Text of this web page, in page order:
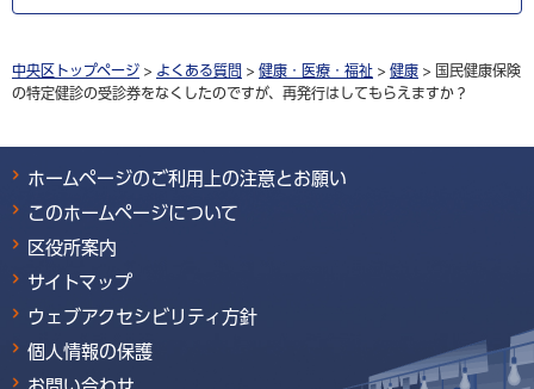
中央区トップページ > よくある質問 > 健康・医療・福祉 > 健康 > 国民健康保険
の特定健診の受診券をなくしたのですが、再発行はしてもらえますか？
ホームページのご利用上の注意とお願い
このホームページについて
区役所案内
サイトマップ
ウェブアクセシビリティ方針
個人情報の保護